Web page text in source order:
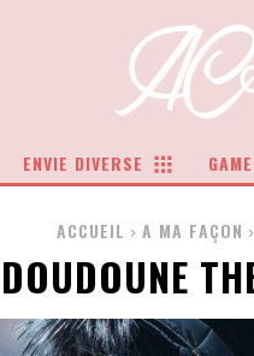
ENVIE DIVERSE GAME
ACCUEIL A MA FAÇON
DOUDOUNE